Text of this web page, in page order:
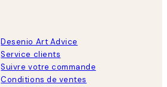
Desenio Art Advice
Service clients
Suivre votre commande
Conditions de ventes